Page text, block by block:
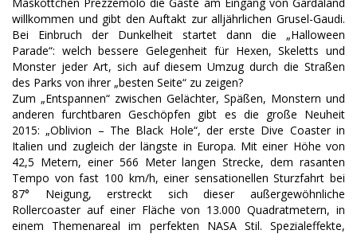
willkommen und gibt den Auftakt zur alljährlichen Grusel-Gaudi.
Bei Einbruch der Dunkelheit startet dann die „Halloween
Parade“: welch bessere Gelegenheit für Hexen, Skeletts und
Monster jeder Art, sich auf diesem Umzug durch die Straßen
des Parks von ihrer „besten Seite“ zu zeigen?
Zum „Entspannen“ zwischen Gelächter, Späßen, Monstern und
anderen furchtbaren Geschöpfen gibt es die große Neuheit
2015: „Oblivion – The Black Hole“, der erste Dive Coaster in
Italien und zugleich der längste in Europa. Mit einer Höhe von
42,5 Metern, einer 566 Meter langen Strecke, dem rasanten
Tempo von fast 100 km/h, einer sensationellen Sturzfahrt bei
87° Neigung, erstreckt sich dieser außergewöhnliche
Rollercoaster auf einer Fläche von 13.000 Quadratmetern, in
einem Themenareal im perfekten NASA Stil. Spezialeffekte,